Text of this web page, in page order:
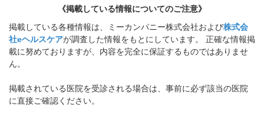
《掲載している情報についてのご注意》
掲載している各種情報は、ミーカンパニー株式会社および株式会
社eヘルスケアが調査した情報をもとにしています。 正確な情報掲
載に努めておりますが、内容を完全に保証するものではありませ
ん。
掲載されている医院を受診される場合は、事前に必ず該当の医院
に直接ご確認ください。